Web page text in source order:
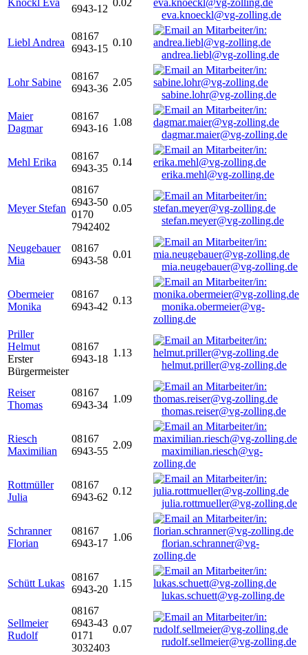
Knöckl Eva
6943-12
0.02
eva.knoeckl@vg-zolling.de
Liebl Andrea
08167
6943-15
0.10
andrea.liebl@vg-zolling.de
Lohr Sabine
08167
6943-36
2.05
sabine.lohr@vg-zolling.de
Maier
Dagmar
08167
6943-16
1.08
dagmar.maier@vg-zolling.de
Mehl Erika
08167
6943-35
0.14
erika.mehl@vg-zolling.de
Meyer Stefan
08167
6943-50
0170
7942402
0.05
stefan.meyer@vg-zolling.de
Neugebauer
Mia
08167
6943-58
0.01
mia.neugebauer@vg-zolling.de
Obermeier
Monika
08167
6943-42
0.13
monika.obermeier@vg-
zolling.de
Priller
Helmut
Erster
Bürgermeister
08167
6943-18
1.13
helmut.priller@vg-zolling.de
Reiser
Thomas
08167
6943-34
1.09
thomas.reiser@vg-zolling.de
Riesch
Maximilian
08167
6943-55
2.09
maximilian.riesch@vg-
zolling.de
Rottmüller
Julia
08167
6943-62
0.12
julia.rottmueller@vg-zolling.de
Schranner
Florian
08167
6943-17
1.06
florian.schranner@vg-
zolling.de
Schütt Lukas
08167
6943-20
1.15
lukas.schuett@vg-zolling.de
Sellmeier
Rudolf
08167
6943-43
0171
3032403
0.07
rudolf.sellmeier@vg-zolling.de